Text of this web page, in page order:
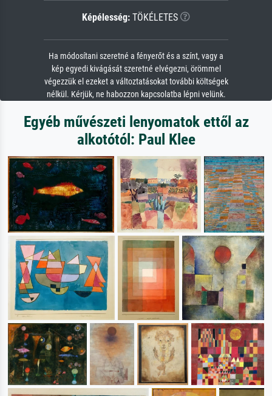
Képélesség: TÖKÉLETES
Ha módosítani szeretné a fényerőt és a színt, vagy a
kép egyedi kivágását szeretné elvégezni, örömmel
végezzük el ezeket a változtatásokat további költségek
nélkül. Kérjük, ne habozzon kapcsolatba lépni velünk.
Egyéb művészeti lenyomatok ettől az
alkotótól: Paul Klee